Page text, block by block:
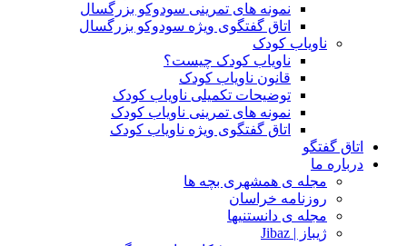
نمونه های تمرینی سودوکو بزرگسال
اتاق گفتگوی ویژه سودوکو بزرگسال
ناویاب کودک
ناویاب کودک چیست؟
قانون ناویاب کودک
توضیحات تکمیلی ناویاب کودک
نمونه های تمرینی ناویاب کودک
اتاق گفتگوی ویژه ناویاب کودک
اتاق گفتگو
درباره ما
مجله ی همشهری بچه ها
روزنامه خراسان
مجله ی دانستنیها
ژیباز | Jibaz